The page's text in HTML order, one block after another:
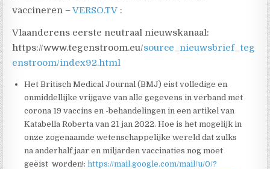
vaccineren –VERSO.TV :
Vlaanderens eerste neutraal nieuwskanaal:
https://www.tegenstroom.eu/source_nieuwsbrief_teg
enstroom/index92.html
Het Britisch Medical Journal (BMJ) eist volledige en
onmiddellijke vrijgave van alle gegevens in verband met
corona 19 vaccins en -behandelingen in een artikel van
Katabella Roberta van 21 jan 2022. Hoe is het mogelijk in
onze zogenaamde wetenschappelijke wereld dat zulks
na anderhalf jaar en miljarden vaccinaties nog moet
geëist worden!:https://mail.google.com/mail/u/0/?